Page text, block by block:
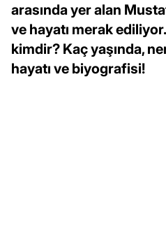
arasında yer alan
ve hayatı merak
kimdir? Kaç yaşında,
hayatı ve biyografisi!